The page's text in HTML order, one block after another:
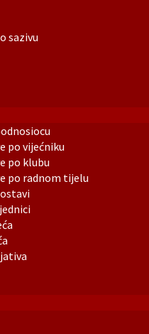
sazivu
po vijećniku
po klubu
po radnom tijelu